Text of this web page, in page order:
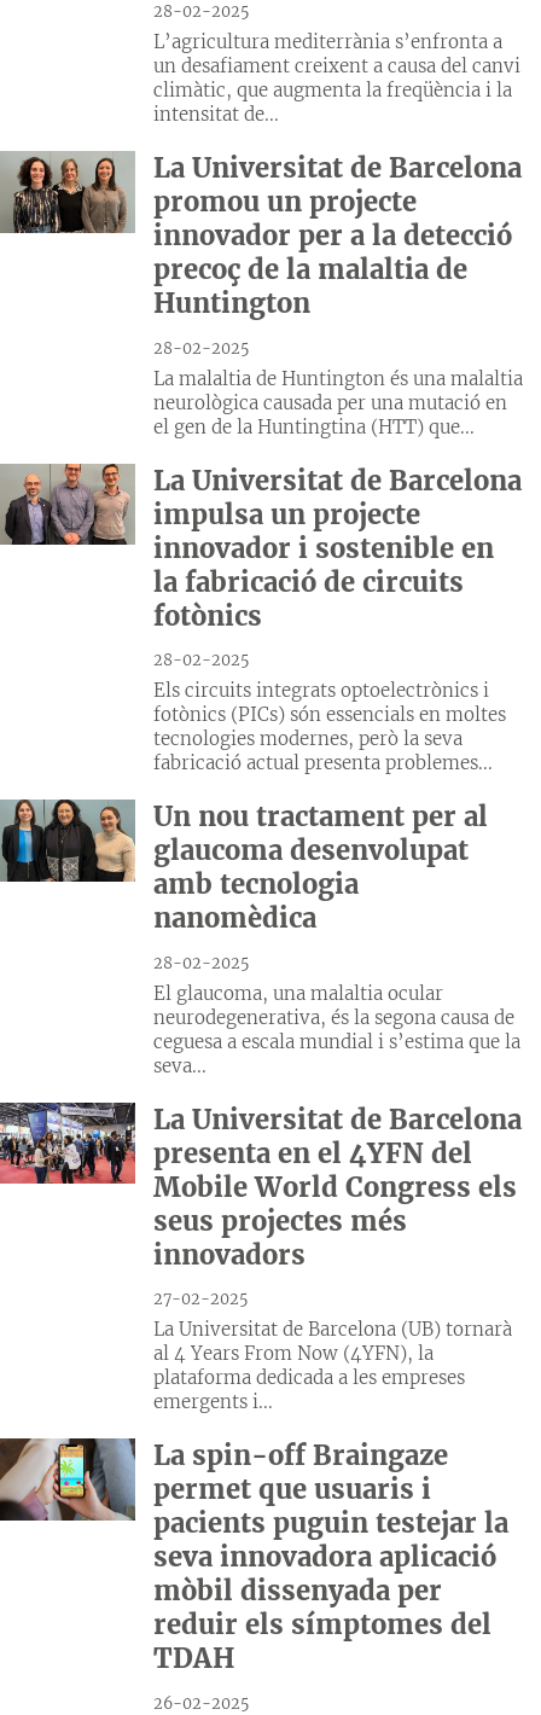
28-02-2025
L’agricultura mediterrània s’enfronta a
un desafiament creixent a causa del canvi
climàtic, que augmenta la freqüència i la
intensitat de...
La Universitat de Barcelona
promou un projecte
innovador per a la detecció
precoç de la malaltia de
Huntington
28-02-2025
La malaltia de Huntington és una malaltia
neurològica causada per una mutació en
el gen de la Huntingtina (HTT) que...
La Universitat de Barcelona
impulsa un projecte
innovador i sostenible en
la fabricació de circuits
fotònics
28-02-2025
Els circuits integrats optoelectrònics i
fotònics (PICs) són essencials en moltes
tecnologies modernes, però la seva
fabricació actual presenta problemes...
Un nou tractament per al
glaucoma desenvolupat
amb tecnologia
nanomèdica
28-02-2025
El glaucoma, una malaltia ocular
neurodegenerativa, és la segona causa de
ceguesa a escala mundial i s’estima que la
seva...
La Universitat de Barcelona
presenta en el 4YFN del
Mobile World Congress els
seus projectes més
innovadors
27-02-2025
La Universitat de Barcelona (UB) tornarà
al 4 Years From Now (4YFN), la
plataforma dedicada a les empreses
emergents i...
La spin-off Braingaze
permet que usuaris i
pacients puguin testejar la
seva innovadora aplicació
mòbil dissenyada per
reduir els símptomes del
TDAH
26-02-2025